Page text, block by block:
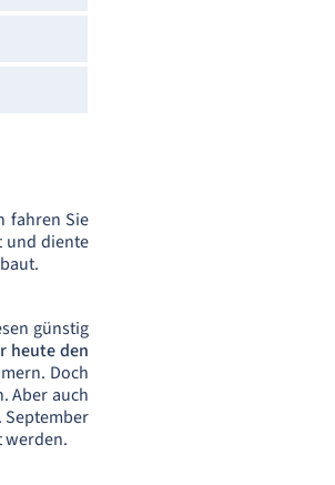
fahren Sie
und diente
günstig
heute den
Doch
Aber auch
September
werden.